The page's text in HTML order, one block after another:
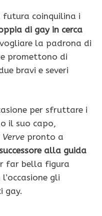
coinquilina i
di gay in cerca
la padrona di
promettono di
bravi e severi
per sfruttare i
il suo capo,
Verve pronto a
alla guida
far bella figura
gli
gay.